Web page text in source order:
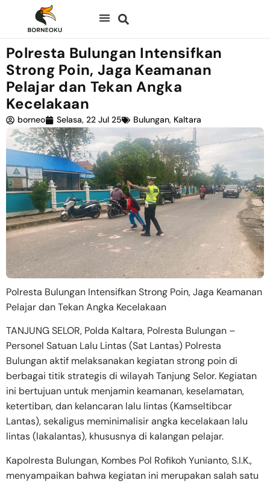
Polresta Bulungan Intensifkan
Strong Poin, Jaga Keamanan
Pelajar dan Tekan Angka
Kecelakaan
borneo Selasa, 22 Jul 25 Bulungan, Kaltara
Polresta Bulungan Intensifkan Strong Poin, Jaga Keamanan
Pelajar dan Tekan Angka Kecelakaan
TANJUNG SELOR, Polda Kaltara, Polresta Bulungan –
Personel Satuan Lalu Lintas (Sat Lantas) Polresta
Bulungan aktif melaksanakan kegiatan strong poin di
berbagai titik strategis di wilayah Tanjung Selor. Kegiatan
ini bertujuan untuk menjamin keamanan, keselamatan,
ketertiban, dan kelancaran lalu lintas (Kamseltibcar
Lantas), sekaligus meminimalisir angka kecelakaan lalu
lintas (lakalantas), khususnya di kalangan pelajar.
Kapolresta Bulungan, Kombes Pol Rofikoh Yunianto, S.I.K.,
menyampaikan bahwa kegiatan ini merupakan salah satu